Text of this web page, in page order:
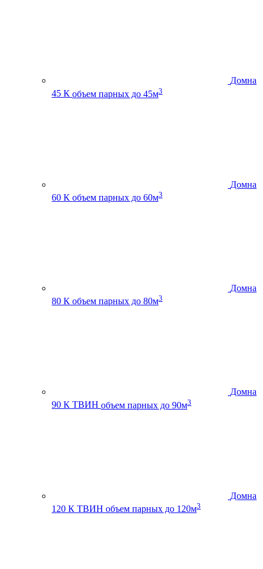
Домна
45 К объем парных до 45м3
Домна
60 К объем парных до 60м3
Домна
80 К объем парных до 80м3
Домна
90 К ТВИН объем парных до 90м3
Домна
120 К ТВИН объем парных до 120м3